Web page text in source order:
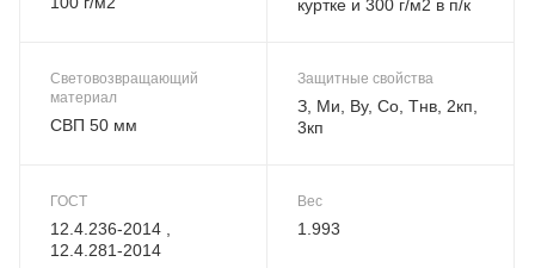
куртке и 300 г/м2 в п/к
Световозвращающий
материал
СВП 50 мм
Защитные свойства
З, Ми, Ву, Со, Тнв, 2кп,
3кп
ГОСТ
12.4.236-2014 ,
12.4.281-2014
Вес
1.993